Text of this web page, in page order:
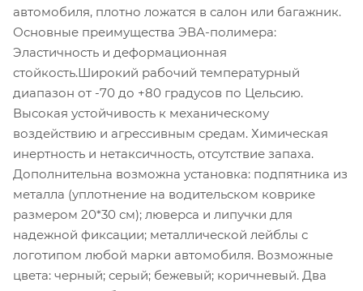
автомобиля, плотно ложатся в салон или багажник.
Основные преимущества ЭВА-полимера:
Эластичность и деформационная
стойкость.Широкий рабочий температурный
диапазон от -70 до +80 градусов по Цельсию.
Высокая устойчивость к механическому
воздействию и агрессивным средам. Химическая
инертность и нетаксичность, отсутствие запаха.
Дополнительна возможна установка: подпятника из
металла (уплотнение на водительском коврике
размером 20*30 см); люверса и липучки для
надежной фиксации; металлической лейблы с
логотипом любой марки автомобиля. Возможные
цвета: черный; серый; бежевый; коричневый. Два